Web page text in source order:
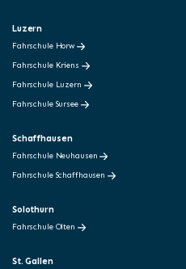
Luzern
Fahrschule Horw
Fahrschule Kriens
Fahrschule Luzern
Fahrschule Sursee
Schaffhausen
Fahrschule Neuhausen
Fahrschule Schaffhausen
Solothurn
Fahrschule Olten
St. Gallen